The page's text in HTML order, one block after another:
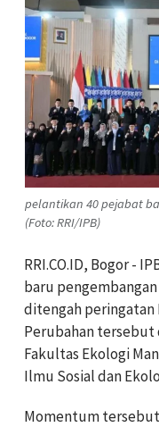
pelantikan 40 pejabat
(Foto: RRI/IPB)
RRI.CO.ID, Bogor -
baru
ditengah peringatan
Perubahan
Fakultas Ekologi
Ilmu Sosial dan
Momentum